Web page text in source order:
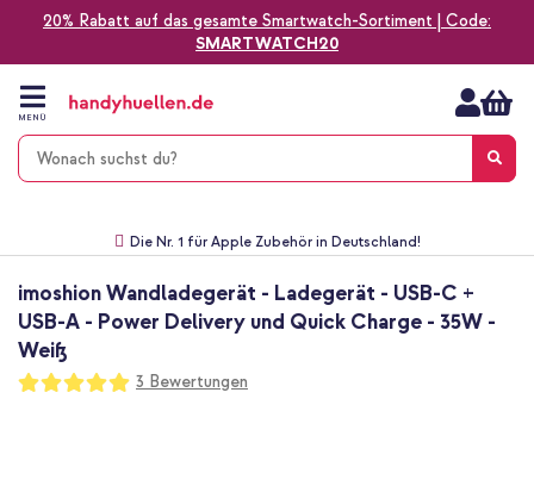
20% Rabatt auf das gesamte Smartwatch-Sortiment | Code:
SMARTWATCH20
Zum
Inhalt
springen
MENÜ
Die Nr. 1 für Apple Zubehör in Deutschland!
imoshion Wandladegerät - Ladegerät - USB-C +
USB-A - Power Delivery und Quick Charge - 35W -
Weiß
Bewertung:
100
100
3 Bewertungen